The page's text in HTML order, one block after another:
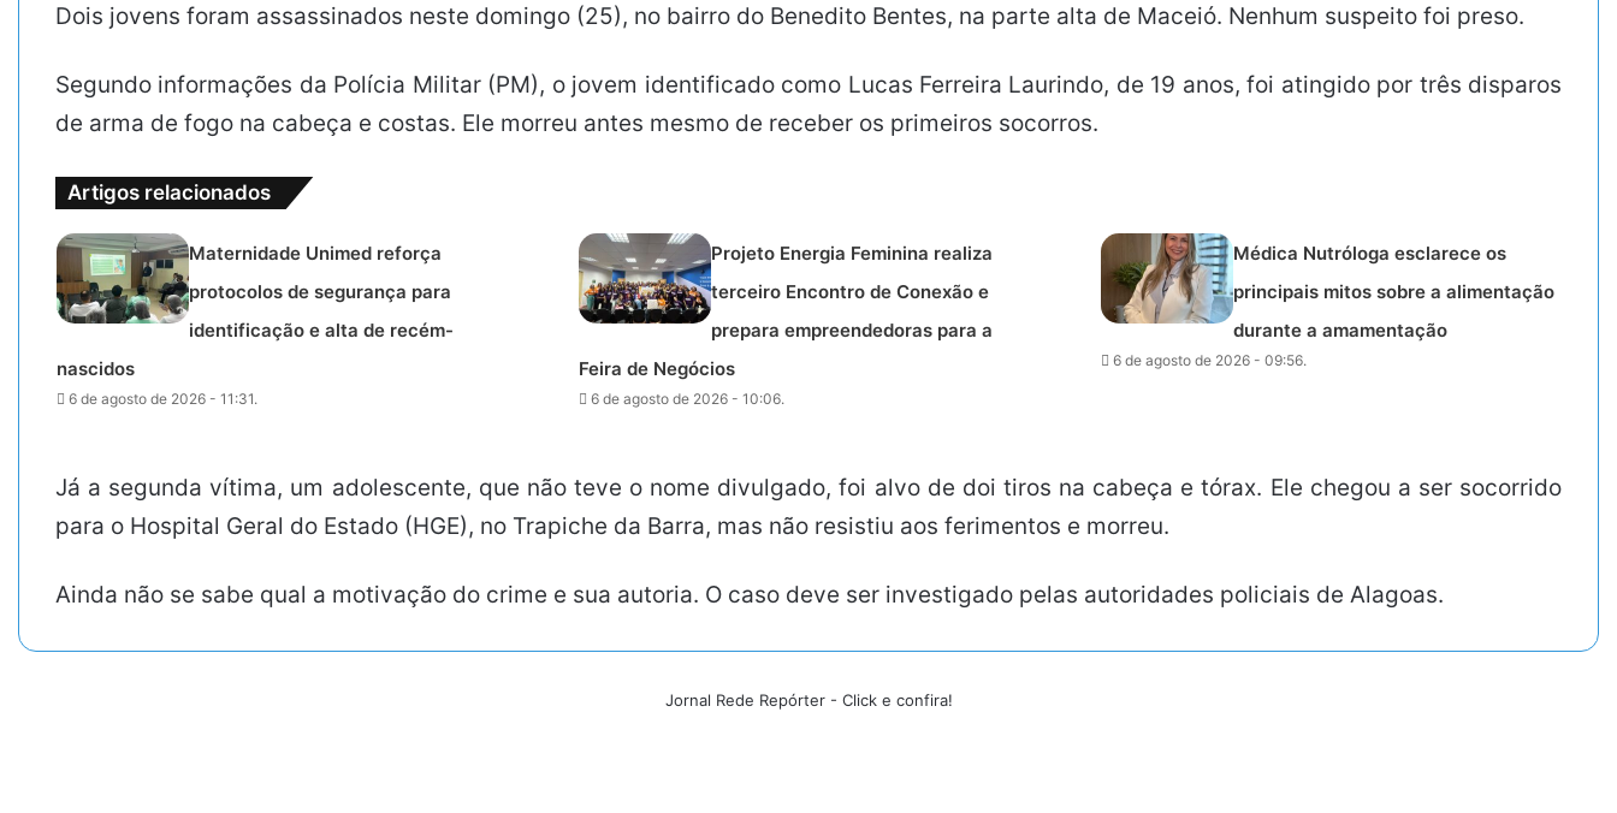
Dois jovens foram assassinados neste domingo (25), no bairro do Benedito Bentes, na parte alta de Maceió. Nenhum suspeito foi preso.
Segundo informações da Polícia Militar (PM), o jovem identificado como Lucas Ferreira Laurindo, de 19 anos, foi atingido por três disparos
de arma de fogo na cabeça e costas. Ele morreu antes mesmo de receber os primeiros socorros.
Artigos relacionados
Maternidade Unimed reforça
protocolos de segurança para
identificação e alta de recém-
nascidos
6 de agosto de 2026 - 11:31.
Projeto Energia Feminina realiza
terceiro Encontro de Conexão e
prepara empreendedoras para a
Feira de Negócios
6 de agosto de 2026 - 10:06.
Médica Nutróloga esclarece os
principais mitos sobre a alimentação
durante a amamentação
6 de agosto de 2026 - 09:56.
Já a segunda vítima, um adolescente, que não teve o nome divulgado, foi alvo de doi tiros na cabeça e tórax. Ele chegou a ser socorrido
para o Hospital Geral do Estado (HGE), no Trapiche da Barra, mas não resistiu aos ferimentos e morreu.
Ainda não se sabe qual a motivação do crime e sua autoria. O caso deve ser investigado pelas autoridades policiais de Alagoas.
Jornal Rede Repórter - Click e confira!